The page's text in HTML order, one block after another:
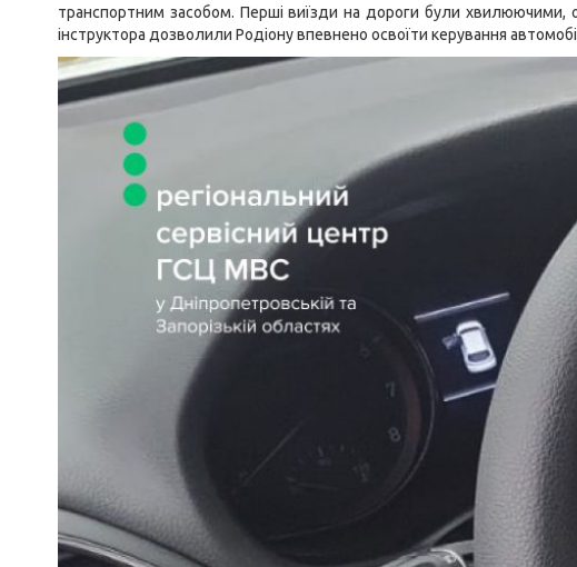
транспортним засобом. Перші виїзди на дороги були хвилюючими,
інструктора дозволили Родіону впевнено освоїти керування